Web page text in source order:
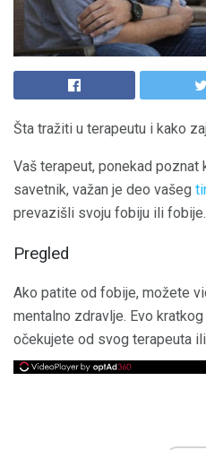
Šta tražiti u terapeutu i kako
Vaš terapeut, ponekad
savetnik, važan je deo vašeg
prevazišli svoju fobiju ili fobije.
Pregled
Ako patite od fobije, možete
mentalno zdravlje. Evo
očekujete od svog terapeuta